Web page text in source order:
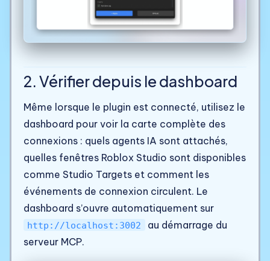
2. Vérifier depuis le dashboard
Même lorsque le plugin est connecté, utilisez le
dashboard pour voir la carte complète des
connexions : quels agents IA sont attachés,
quelles fenêtres Roblox Studio sont disponibles
comme Studio Targets et comment les
événements de connexion circulent. Le
dashboard s’ouvre automatiquement sur
http://localhost:3002
au démarrage du
serveur MCP.